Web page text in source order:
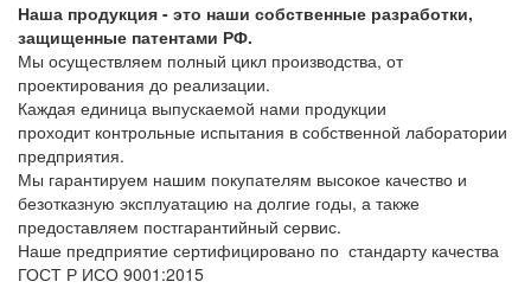
Наша продукция - это наши собственные разработки,
защищенные патентами РФ.
Мы осуществляем полный цикл производства, от
проектирования до реализации.
Каждая единица выпускаемой нами продукции
проходит контрольные испытания в собственной лаборатории
предприятия.
Мы гарантируем нашим покупателям высокое качество и
безотказную эксплуатацию на долгие годы, а также
предоставляем постгарантийный сервис.
Наше предприятие сертифицировано по стандарту качества
ГОСТ Р ИСО 9001:2015